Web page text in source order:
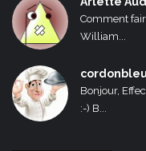
Comment
William...
Bonjour,
:-) B...